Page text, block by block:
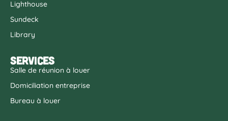
Lighthouse
Sundeck
Library
Services
Salle de réunion à louer
Domiciliation entreprise
Bureau à louer